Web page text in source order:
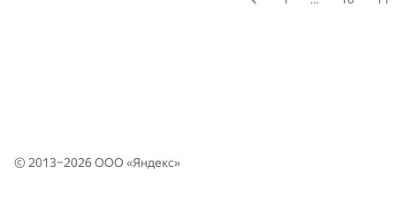
© 2013–2026 ООО «Яндекс»